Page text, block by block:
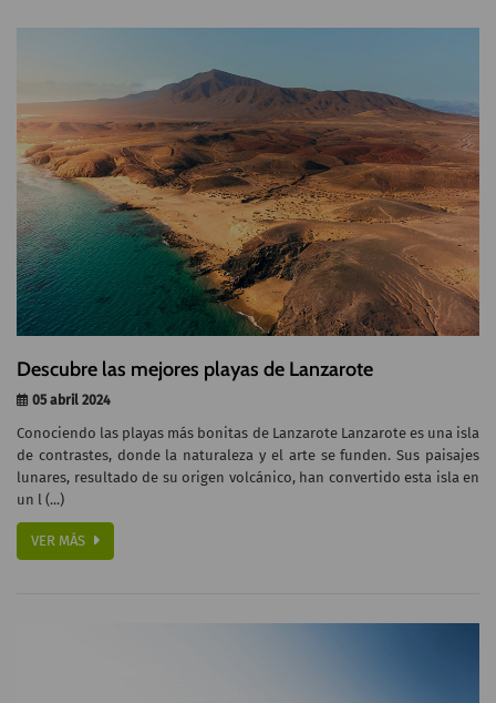
Descubre las mejores playas de Lanzarote
05 abril 2024
Conociendo las playas más bonitas de Lanzarote Lanzarote es una isla
de contrastes, donde la naturaleza y el arte se funden. Sus paisajes
lunares, resultado de su origen volcánico, han convertido esta isla en
un l (...)
VER MÁS